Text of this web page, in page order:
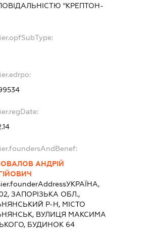
"КРЕПТОН-
АНДРІЙ
УКРАЇНА,
ЗАПОРІЗЬКА ОБЛ.,
Р-Н, МІСТО
ВУЛИЦЯ МАКСИМА
БУДИНОК 64